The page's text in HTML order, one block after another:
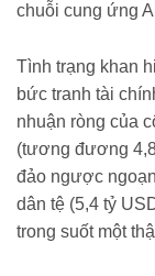
chuỗi cung ứng
Tình trạng khan
bức tranh tài
nhuận ròng của
(tương đương
đảo ngược
dân tệ (5,4 tỷ
trong suốt một